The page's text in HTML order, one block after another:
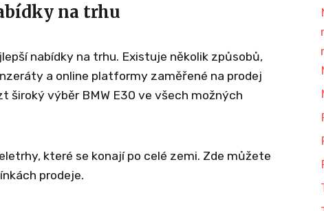
na trhu
nabídky na trhu. Existuje několik způsobů,
a online platformy zaměřené na prodej
výběr BMW E30 ve všech možných
které se konají po celé zemi. Zde můžete
prodeje.